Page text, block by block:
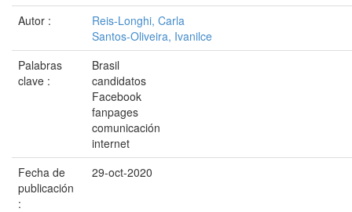
Autor :
Reis-Longhi, Carla
Santos-Oliveira, Ivanilce
Palabras
clave :
Brasil
candidatos
Facebook
fanpages
comunicación
internet
Fecha de
publicación
:
29-oct-2020